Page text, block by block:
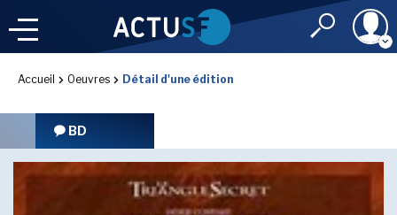
Mot de passe
NOSRUBRIQUES
Accueil Oeuvres Détail d'une édition
BD